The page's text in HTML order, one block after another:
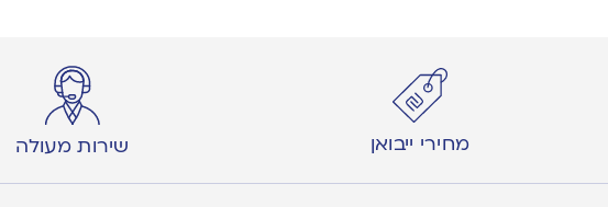
מחירי ייבואן שירות מעולה